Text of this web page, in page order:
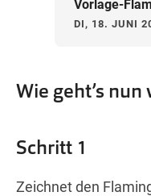
Vorlage-
DI, 18. JUNI
Wie geht’s nun
Schritt 1
Zeichnet den